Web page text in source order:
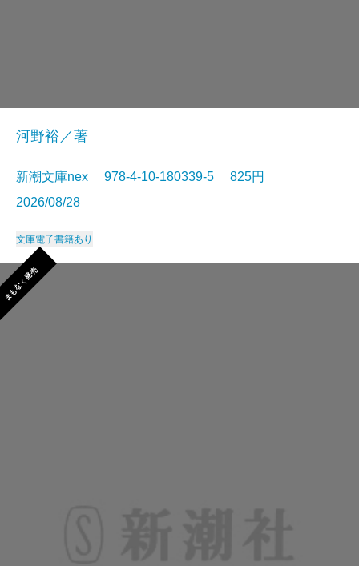
河野裕／著
新潮文庫nex 978-4-10-180339-5 825円
2026/08/28
文庫電子書籍あり
まもなく発売